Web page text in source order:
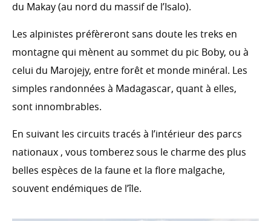
du Makay (au nord du massif de l’Isalo).
Les alpinistes préfèreront sans doute les treks en
montagne qui mènent au sommet du pic Boby, ou à
celui du Marojejy, entre forêt et monde minéral. Les
simples randonnées à Madagascar, quant à elles,
sont innombrables.
En suivant les circuits tracés à l’intérieur des parcs
nationaux , vous tomberez sous le charme des plus
belles espèces de la faune et la flore malgache,
souvent endémiques de l’île.